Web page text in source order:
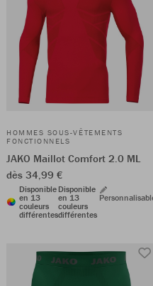
HOMMES SOUS-VÊTEMENTS
FONCTIONNELS
JAKO Maillot Comfort 2.0 ML
dès 34,99 €
Disponible
en 13
couleurs
différentes
Disponible
en 13
couleurs
différentes